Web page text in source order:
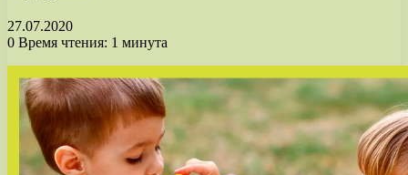
27.07.2020
0 Время чтения: 1 минута